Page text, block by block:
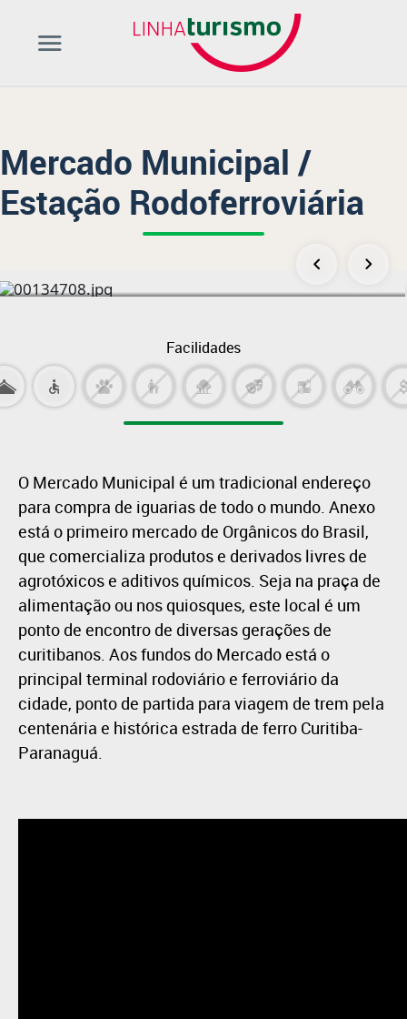
Mercado Municipal /
Estação Rodoferroviária
Facilidades
O Mercado Municipal é um tradicional endereço
para compra de iguarias de todo o mundo. Anexo
está o primeiro mercado de Orgânicos do Brasil,
que comercializa produtos e derivados livres de
agrotóxicos e aditivos químicos. Seja na praça de
alimentação ou nos quiosques, este local é um
ponto de encontro de diversas gerações de
curitibanos. Aos fundos do Mercado está o
principal terminal rodoviário e ferroviário da
cidade, ponto de partida para viagem de trem pela
centenária e histórica estrada de ferro Curitiba-
Paranaguá.